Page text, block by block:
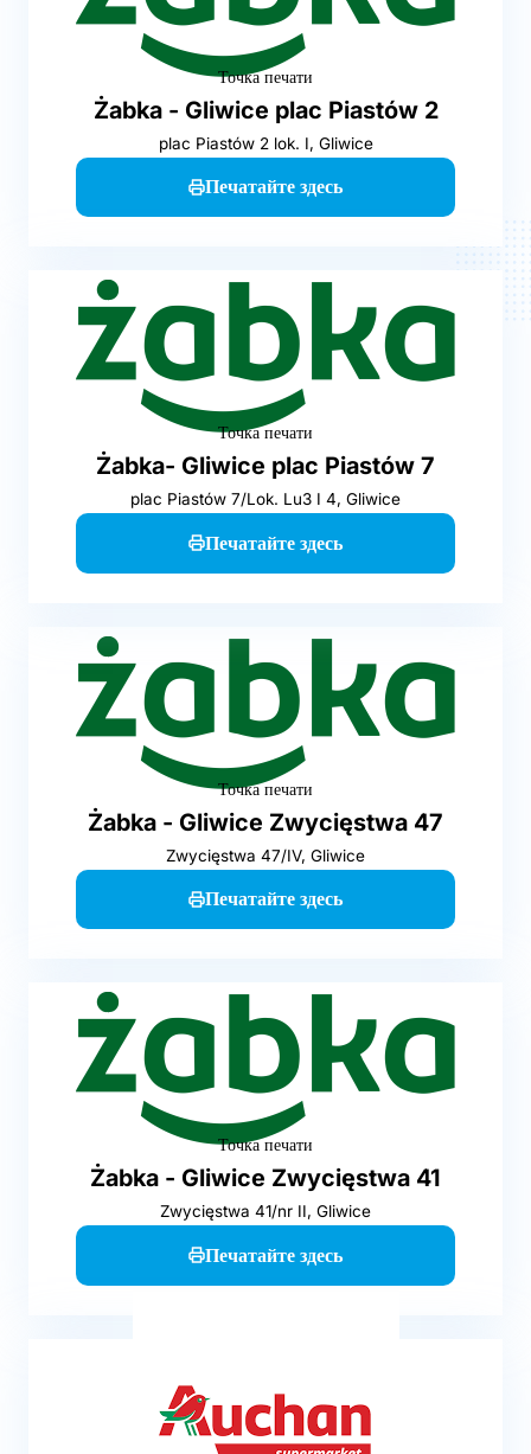
Точка печати
Żabka - Gliwice plac Piastów 2
plac Piastów 2 lok. I, Gliwice
Печатайте здесь
Точка печати
Żabka- Gliwice plac Piastów 7
plac Piastów 7/Lok. Lu3 I 4, Gliwice
Печатайте здесь
Точка печати
Żabka - Gliwice Zwycięstwa 47
Zwycięstwa 47/IV, Gliwice
Печатайте здесь
Точка печати
Żabka - Gliwice Zwycięstwa 41
Zwycięstwa 41/nr II, Gliwice
Печатайте здесь